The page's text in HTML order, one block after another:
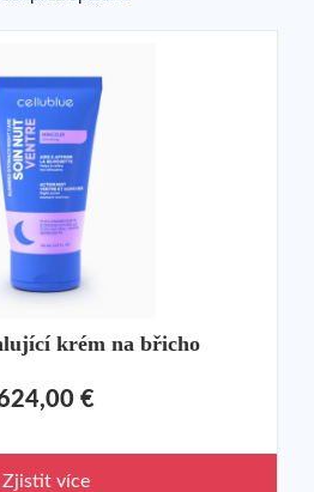
krém na břicho
€
Zjistit více